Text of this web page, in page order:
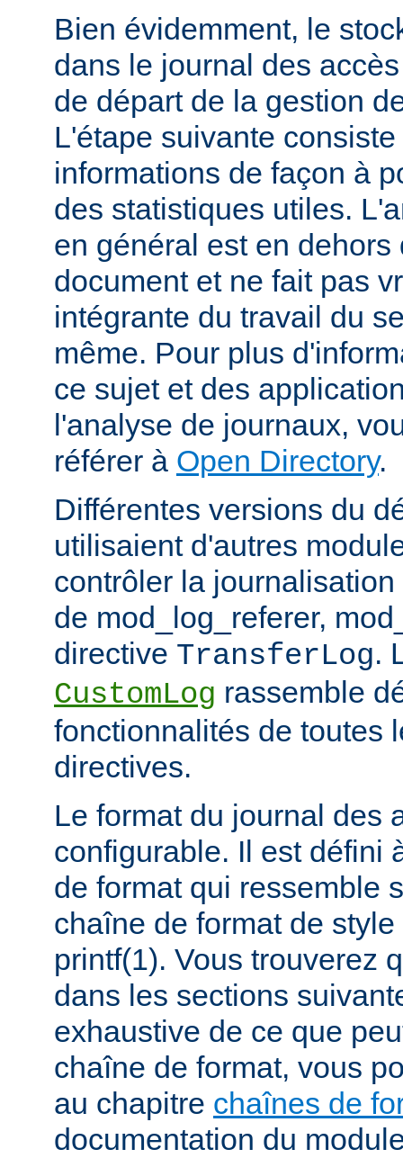
Bien évidemment, le
dans le journal des
de départ de la gestion
L'étape suivante
informations de façon à
des statistiques utiles.
en général est en dehors
document et ne fait pas
intégrante du travail du
même. Pour plus
ce sujet et des
l'analyse de journaux,
référer à Open Directory.
Différentes versions du
utilisaient d'autres
contrôler la
de mod_log_referer,
directive TransferLog.
CustomLog rassemble
fonctionnalités de toutes
directives.
Le format du journal des
configurable. Il est défini
de format qui ressemble
chaîne de format de
printf(1). Vous trouverez
dans les sections
exhaustive de ce que
chaîne de format, vous
au chapitre chaînes de
documentation du